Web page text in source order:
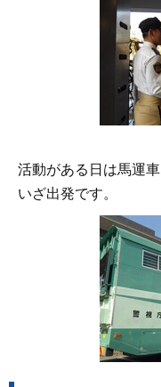
活動がある日は馬運
いざ出発です。